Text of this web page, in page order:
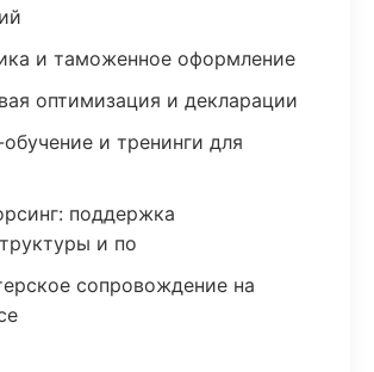
и таможенное оформление
оптимизация и декларации
и тренинги для
поддержка
и по
сопровождение на